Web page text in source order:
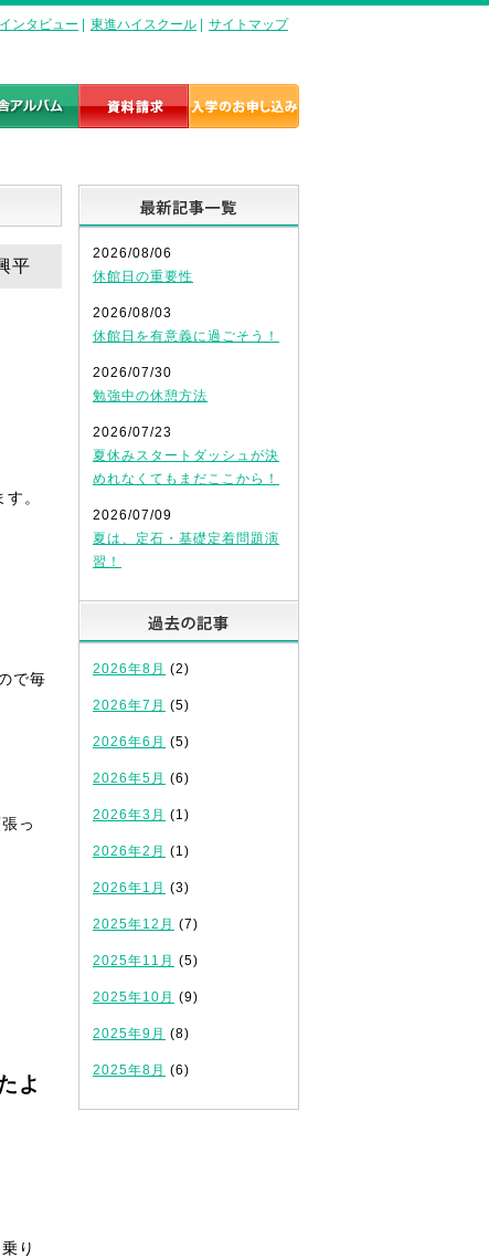
ンタビュー 東進ハイスクール サイトマップ
平
。
で毎
っ
よ
り
2026/08/06
休館日の重要性
2026/08/03
休館日を有意義に過ごそう！
2026/07/30
勉強中の休憩方法
2026/07/23
夏休みスタートダッシュが決
めれなくてもまだここから！
2026/07/09
夏は、定石・基礎定着問題演
習！
2026年8月 (2)
2026年7月 (5)
2026年6月 (5)
2026年5月 (6)
2026年3月 (1)
2026年2月 (1)
2026年1月 (3)
2025年12月 (7)
2025年11月 (5)
2025年10月 (9)
2025年9月 (8)
2025年8月 (6)